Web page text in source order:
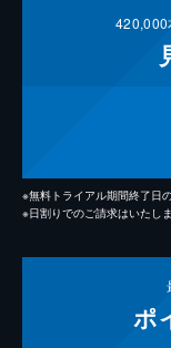
420,000
※無料トライアル期間終了日
※日割りでのご請求はいたしま
ポ